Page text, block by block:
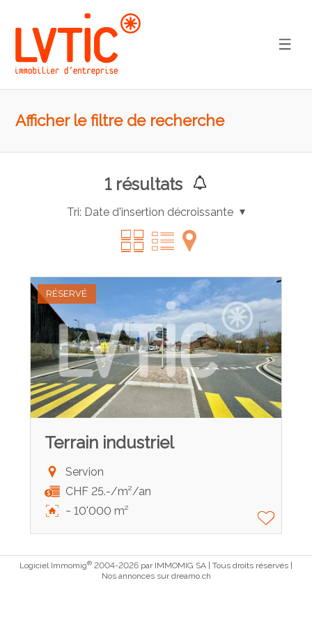
Afficher le filtre de recherche
1résultats
Tri: Date d'insertion décroissante
RÉSERVÉ
Terrain industriel
Servion
CHF 25.-/m²/an
~ 10'000 m²
Logiciel Immomig® 2004-2026 par IMMOMIG SA | Tous droits réservés |
Nos annonces surdreamo.ch